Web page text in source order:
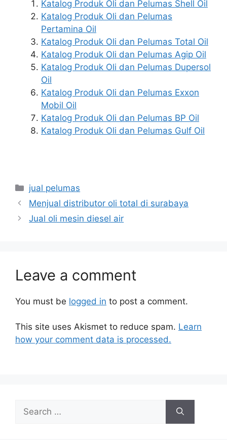
Katalog Produk Oli dan Pelumas Shell Oil
Katalog Produk Oli dan Pelumas
Pertamina Oil
Katalog Produk Oli dan Pelumas Total Oil
Katalog Produk Oli dan Pelumas Agip Oil
Katalog Produk Oli dan Pelumas Dupersol
Oil
Katalog Produk Oli dan Pelumas Exxon
Mobil Oil
Katalog Produk Oli dan Pelumas BP Oil
Katalog Produk Oli dan Pelumas Gulf Oil
jual pelumas
Menjual distributor oli total di surabaya
Jual oli mesin diesel air
Leave a comment
You must be logged in to post a comment.
This site uses Akismet to reduce spam. Learn
how your comment data is processed.